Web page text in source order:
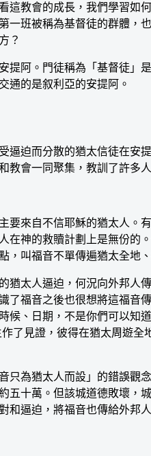
這教會的成長，我們學習
一班被稱為基督徒的群體
？
阿。門徒稱為「基督徒」
通的是叙利亞的安提阿。
迫而分散的猶太信徒在安
教會一同聚集，教訓了許多
來自不信耶穌的猶太人。
在神的救贖計劃上是無份
叫福音不單傳遍猶太全地
太人逼迫，何況向外邦人
了福音之後也很想將這福
候、日期，不是你們可以
了見證，彼得在猶太周遊
為猶太人而設」的錯誤觀
五十萬。但該城道德敗壞
逼迫，將福音也傳給外邦